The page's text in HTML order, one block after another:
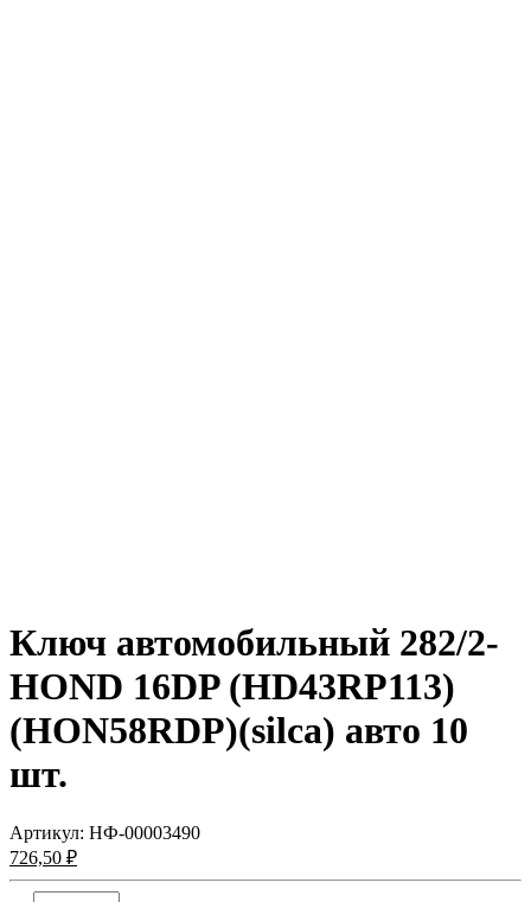
Ключ автомобильный 282/2-
HOND 16DP (HD43RP113)
(HON58RDP)(silca) авто 10
шт.
Артикул: НФ-00003490
726,50 ₽